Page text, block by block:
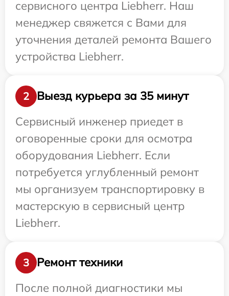
сервисного центра Liebherr. Наш
менеджер свяжется с Вами для
уточнения деталей ремонта Вашего
устройства Liebherr.
2
Выезд курьера за 35 минут
Сервисный инженер приедет в
оговоренные сроки для осмотра
оборудования Liebherr. Если
потребуется углубленный ремонт
мы организуем транспортировку в
мастерскую в сервисный центр
Liebherr.
3
Ремонт техники
После полной диагностики мы